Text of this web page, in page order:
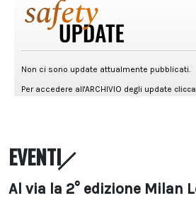
EVENTI
Al via la 2° edizione Milan